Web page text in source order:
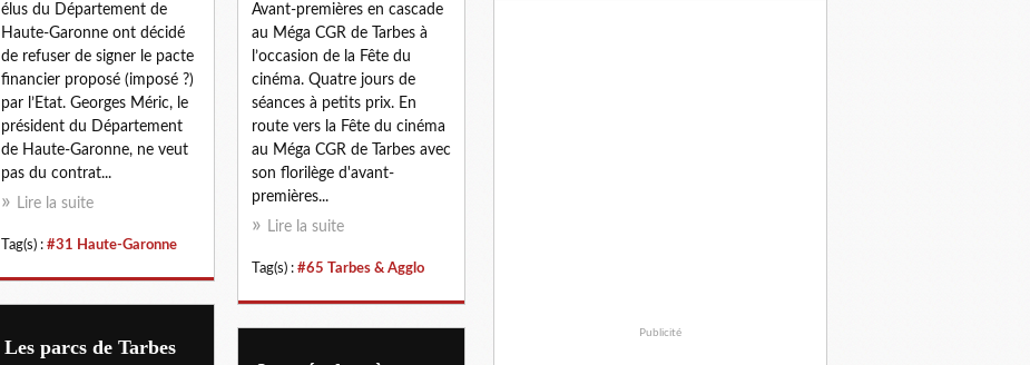
élus du Département de
Haute-Garonne ont décidé
de refuser de signer le pacte
financier proposé (imposé ?)
par l’Etat. Georges Méric, le
président du Département
de Haute-Garonne, ne veut
pas du contrat...
Lire la suite
Tag(s) : #31 Haute-Garonne
Avant-premières en cascade
au Méga CGR de Tarbes à
l’occasion de la Fête du
cinéma. Quatre jours de
séances à petits prix. En
route vers la Fête du cinéma
au Méga CGR de Tarbes avec
son florilège d'avant-
premières...
Lire la suite
Tag(s) : #65 Tarbes & Agglo
Les parcs de Tarbes
Publicité